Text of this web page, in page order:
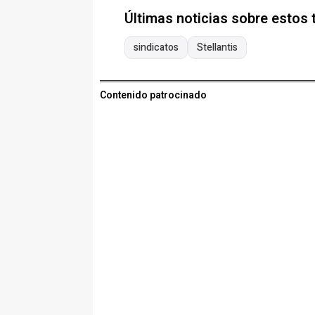
Últimas noticias sobre estos
sindicatos Stellantis
Contenido patrocinado